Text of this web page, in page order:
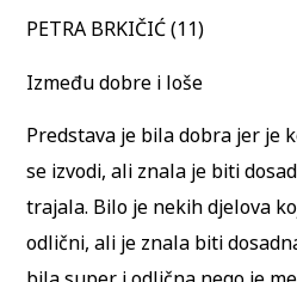
PETRA BRKIČIĆ (11)
Između dobre i loše
Predstava je bila dobra jer je
se izvodi, ali znala je biti
trajala. Bilo je nekih djelova
odlični, ali je znala biti